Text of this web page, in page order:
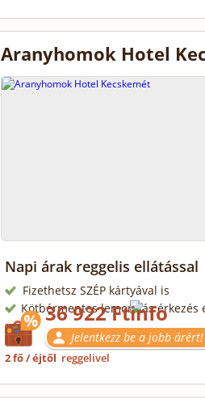
Aranyhomok Hotel
Napi árak reggelis ellátással
Fizethetsz SZÉP kártyával is
Kötbérmentes lemondás érkezés
36 922 Ft
Jelentkezz be a jobb árért!
2 fő / éjtől reggelivel